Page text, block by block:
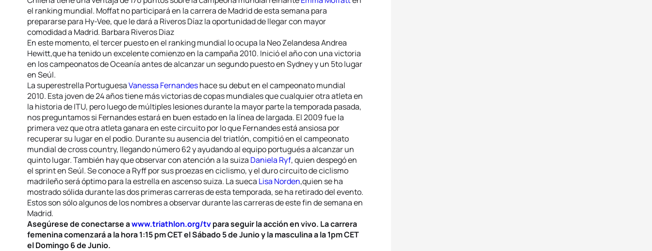
el ranking mundial. Moffat no participará en la carrera de Madrid de esta semana para
prepararse para Hy-Vee, que le dará a Riveros Díaz la oportunidad de llegar con mayor
comodidad a Madrid. Barbara Riveros Diaz
En este momento, el tercer puesto en el ranking mundial lo ocupa la Neo Zelandesa Andrea
Hewitt,que ha tenido un excelente comienzo en la campaña 2010. Inició el año con una victoria
en los campeonatos de Oceanía antes de alcanzar un segundo puesto en Sydney y un 5to lugar
en Seúl.
La superestrella PortuguesaVanessa Fernandeshace su debut en el campeonato mundial
2010. Esta joven de 24 años tiene más victorias de copas mundiales que cualquier otra atleta en
la historia de ITU, pero luego de múltiples lesiones durante la mayor parte la temporada pasada,
nos preguntamos si Fernandes estará en buen estado en la línea de largada. El 2009 fue la
primera vez que otra atleta ganara en este circuito por lo que Fernandes está ansiosa por
recuperar su lugar en el podio. Durante su ausencia del triatlón, compitió en el campeonato
mundial de cross country, llegando número 62 y ayudando al equipo portugués a alcanzar un
quinto lugar. También hay que observar con atención a la suiza Daniela Ryf, quien despegó en
el sprint en Seúl. Se conoce a Ryff por sus proezas en ciclismo, y el duro circuito de ciclismo
madrileño será óptimo para la estrella en ascenso suiza. La sueca Lisa Norden,quien se ha
mostrado sólida durante las dos primeras carreras de esta temporada, se ha retirado del evento.
Estos son sólo algunos de los nombres a observar durante las carreras de este fin de semana en
Madrid.
Asegúrese de conectarse awww.triathlon.org/tvpara seguir la acción en vivo. La carrera
femenina comenzará a la hora 1:15 pm CET el Sábado 5 de Junio y la masculina a la 1pm CET
el Domingo 6 de Junio.